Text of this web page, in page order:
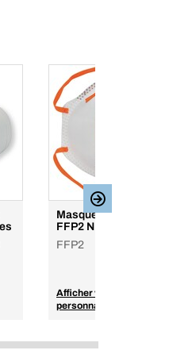
Masque jetable à coque
FFP2 NR D
FFP2
Afficher vos prix
personnalisés